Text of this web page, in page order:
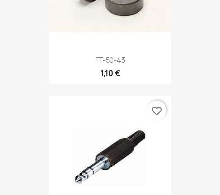
FT-50-43
1,10 €
favorite_border